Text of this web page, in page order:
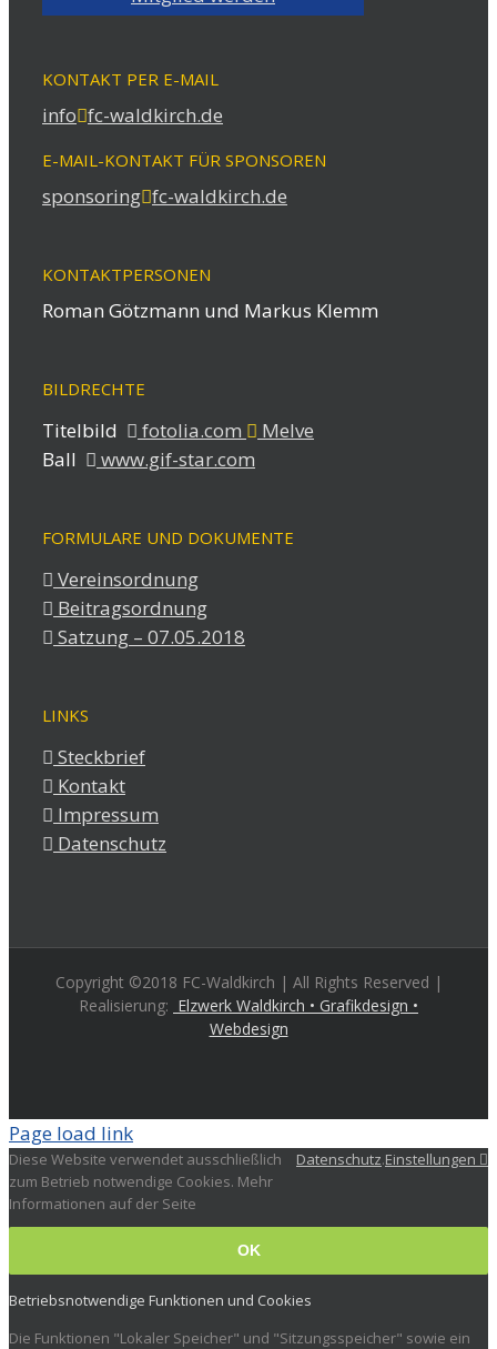
KONTAKT PER E-MAIL
info fc-waldkirch.de
E-MAIL-KONTAKT FÜR SPONSOREN
sponsoring fc-waldkirch.de
KONTAKTPERSONEN
Roman Götzmann und Markus Klemm
BILDRECHTE
Titelbild fotolia.com
Melve
Ball
www.gif-star.com
FORMULARE UND DOKUMENTE
Vereinsordnung
Beitragsordnung
Satzung – 07.05.2018
LINKS
Steckbrief
Kontakt
Impressum
Datenschutz
Copyright ©2018 FC-Waldkirch | All Rights Reserved |
Realisierung: Elzwerk Waldkirch • Grafikdesign •
Webdesign
Page load link
Diese Website verwendet ausschließlich
zum Betrieb notwendige Cookies. Mehr
Informationen auf der Seite
Datenschutz.Einstellungen
OK
Betriebsnotwendige Funktionen und Cookies
Die Funktionen "Lokaler Speicher" und "Sitzungsspeicher" sowie ein